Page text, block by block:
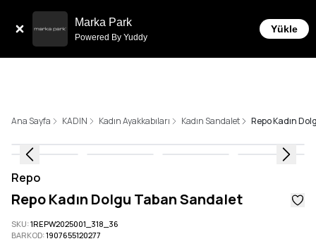
Marka Park
Powered By Yuddy
Yükle
Ana Sayfa KADIN Kadın Ayakkabıları Kadın Sandalet Repo Kadın
Repo
Repo Kadın Dolgu Taban Sandalet
SKU:1REPW2025001_318_36
BARKOD:1907655120277